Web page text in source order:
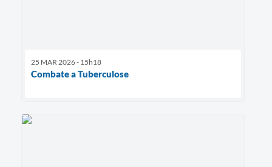
25 MAR 2026 - 15h18
Combate a Tuberculose